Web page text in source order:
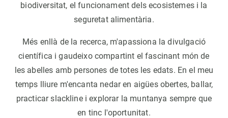
biodiversitat, el funcionament dels ecosistemes i la
seguretat alimentària.
Més enllà de la recerca, m'apassiona la divulgació
científica i gaudeixo compartint el fascinant món de
les abelles amb persones de totes les edats. En el meu
temps lliure m'encanta nedar en aigües obertes, ballar,
practicar slackline i explorar la muntanya sempre que
en tinc l'oportunitat.